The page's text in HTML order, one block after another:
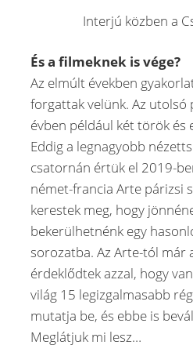
Interjú közben a
És a filmeknek is vége?
Az elmúlt években
forgattak velünk. Az utolsó
évben például két török és
Eddig a legnagyobb
csatornán értük el 2019-
német-francia Arte párizsi
kerestek meg, hogy
bekerülhetnénk egy
sorozatba. Az Arte-tól már
érdeklődtek azzal, hogy
világ 15 legizgalmasabb
mutatja be, és ebbe is
Meglátjuk mi lesz…